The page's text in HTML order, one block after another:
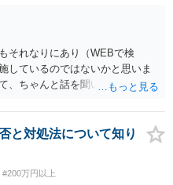
。 ご理解のとおり、詐欺である
事事件化が出来るのであれば、
すが、民事上の詐欺の立証以上
ついては、一度、最寄りの警察
い。 具体的な見通しに関して
それなりにあり（WEBで検
しているのではないかと思いま
、ちゃんと話を聞いてくれる
うですので、御相談の案件につ
しれません。相手にしない方が
の被害回復は現実的には難しい
と対処法について知り
#200万円以上